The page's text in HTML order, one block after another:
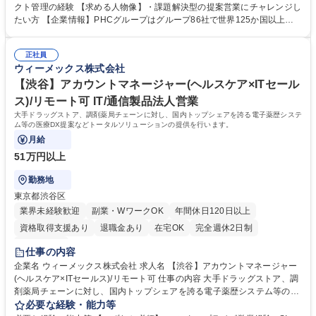
把握と、事務代行サービス拡大に向けたソリューション提案 (2)特定保健
指導やストレスチェック等の予防医療サービスの導入・運用調整 (3)新規
リーダーシップが期待されるポジションです。 募集職種 【東京】健診医
療機関営業(提携)/健診事務代行/フルフレックス/メンバー採用
クト管理の経験 【求める人物像】・課題解決型の提案営業にチャレンジし
たい方 【企業情報】PHCグループはグループ86社で世界125か国以上の
画、運用調整、提案、管理などを実施して頂きます。 学歴・資格 学歴：
大学院 大学 高専 短大 専修学校 高校 語学力： 資格：
正社員
ウィーメックス株式会社
【渋谷】アカウントマネージャー(ヘルスケア×ITセール
ス)/リモート可 IT/通信製品法人営業
大手ドラッグストア、調剤薬局チェーンに対し、国内トップシェアを誇る電子薬歴システ
ム等の医療DX提案などトータルソリューションの提供を行います。
月給
51万円以上
勤務地
東京都渋谷区
業界未経験歓迎
副業・WワークOK
年間休日120日以上
資格取得支援あり
退職金あり 在宅OK
完全週休2日制
土日祝休み
仕事の内容
企業名 ウィーメックス株式会社 求人名 【渋谷】アカウントマネージャー
(ヘルスケア×ITセールス)/リモート可 仕事の内容 大手ドラッグストア、調
剤薬局チェーンに対し、国内トップシェアを誇る電子薬歴システム等の医
療DX提案などトータルソリューションの提供を行います。 ニーズヒアリ
必要な経験・能力等